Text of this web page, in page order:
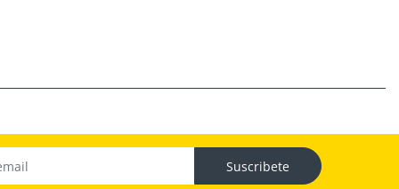
Suscribete